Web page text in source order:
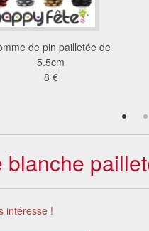
de pin pailletée de
5.5cm
8 €
intéresse !